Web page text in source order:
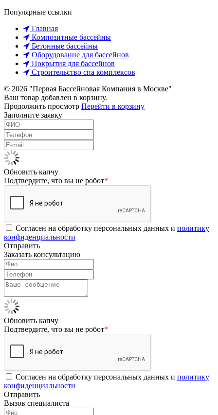
Популярные ссылки
Главная
Композитные бассейны
Бетонные бассейны
Оборудование для бассейнов
Покрытия для бассейнов
Строительство спа комплексов
© 2026 "Первая Бассейновая Компания в Москве"
Ваш товар добавлен в корзину.
Продолжить просмотр Перейти в корзину
Заполните заявку
Обновить капчу
Подтвердите, что вы не робот*
Согласен на обработку персональных данных и политику
конфиденциальности
Отправить
Заказать консультацию
Обновить капчу
Подтвердите, что вы не робот*
Согласен на обработку персональных данных и политику
конфиденциальности
Отправить
Вызов специалиста